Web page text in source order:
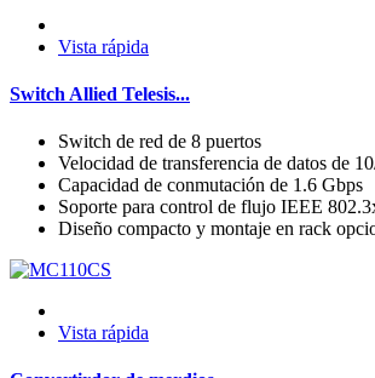
Vista rápida
Switch Allied Telesis...
Switch de red de 8 puertos
Velocidad de transferencia de datos de
Capacidad de conmutación de 1.6 Gbps
Soporte para control de flujo IEEE
Diseño compacto y montaje en rack
Vista rápida